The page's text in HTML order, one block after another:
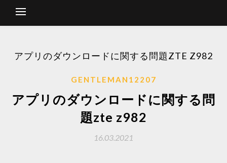
アプリのダウンロードに関する問題ZTE Z982
GENTLEMAN12207
アプリのダウンロードに関する問
題zte z982
16.03.2021